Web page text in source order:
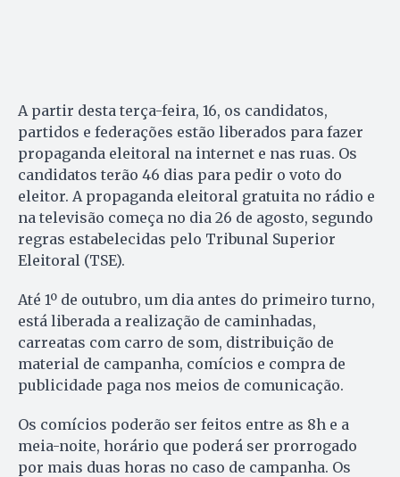
A partir desta terça-feira, 16, os candidatos,
partidos e federações estão liberados para fazer
propaganda eleitoral na internet e nas ruas. Os
candidatos terão 46 dias para pedir o voto do
eleitor. A propaganda eleitoral gratuita no rádio e
na televisão começa no dia 26 de agosto, segundo
regras estabelecidas pelo Tribunal Superior
Eleitoral (TSE).
Até 1º de outubro, um dia antes do primeiro turno,
está liberada a realização de caminhadas,
carreatas com carro de som, distribuição de
material de campanha, comícios e compra de
publicidade paga nos meios de comunicação.
Os comícios poderão ser feitos entre as 8h e a
meia-noite, horário que poderá ser prorrogado
por mais duas horas no caso de campanha. Os